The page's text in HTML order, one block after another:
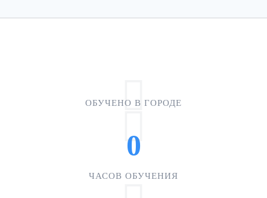
ОБУЧЕНО В ГОРОДЕ
0
ЧАСОВ ОБУЧЕНИЯ